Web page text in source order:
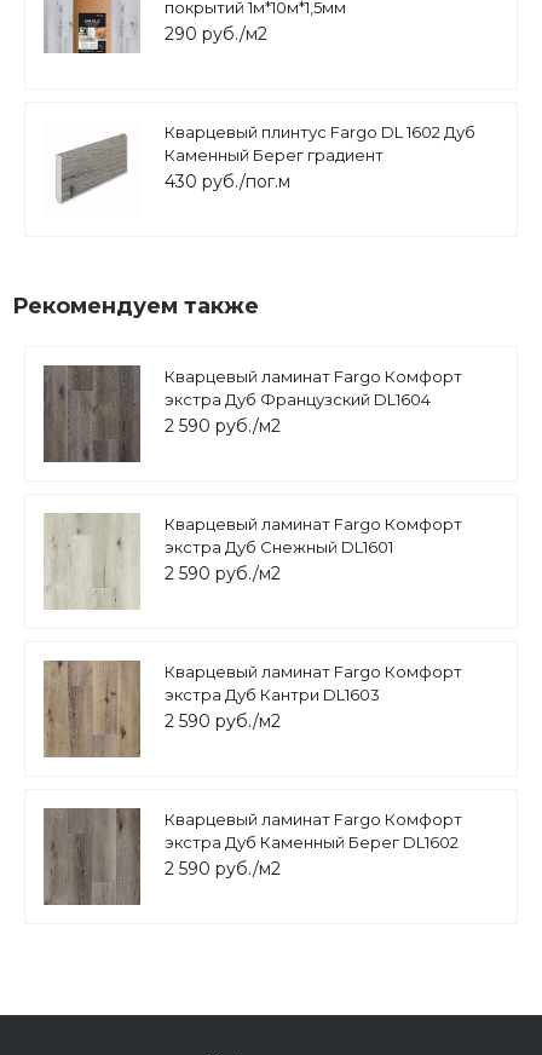
покрытий 1м*10м*1,5мм
290 руб./м2
Кварцевый плинтус Fargo DL 1602 Дуб
Каменный Берег градиент
430 руб./пог.м
Рекомендуем также
Кварцевый ламинат Fargo Комфорт
экстра Дуб Французский DL1604
2 590 руб./м2
Кварцевый ламинат Fargo Комфорт
экстра Дуб Снежный DL1601
2 590 руб./м2
Кварцевый ламинат Fargo Комфорт
экстра Дуб Кантри DL1603
2 590 руб./м2
Кварцевый ламинат Fargo Комфорт
экстра Дуб Каменный Берег DL1602
2 590 руб./м2